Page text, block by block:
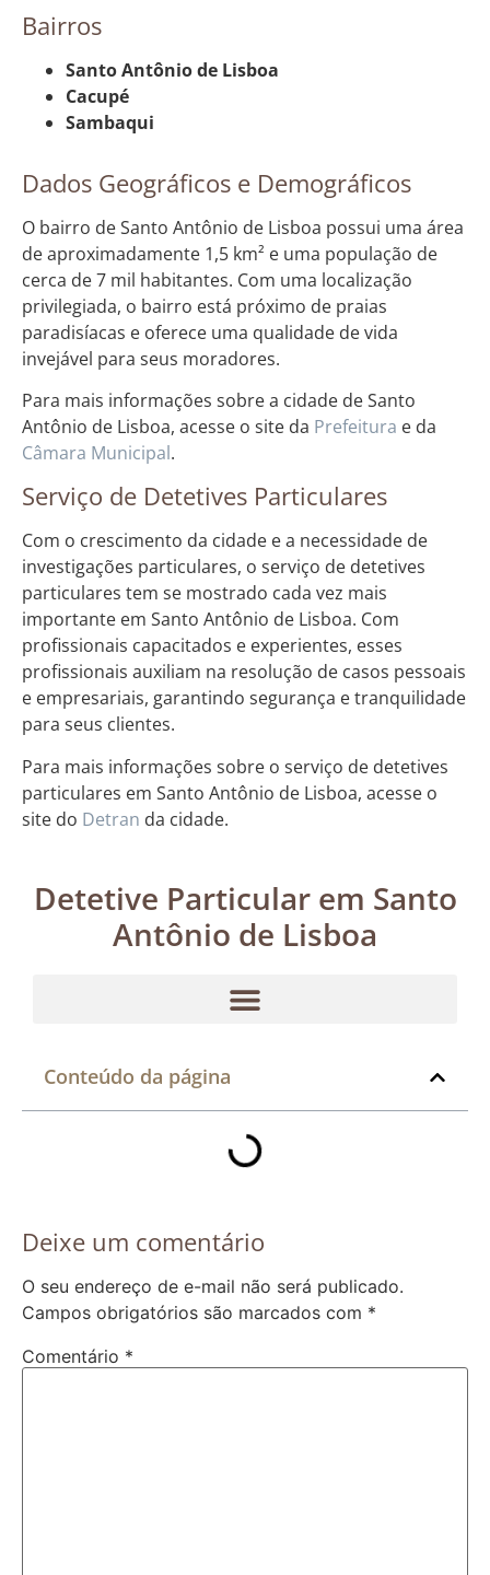
Bairros
Santo Antônio de Lisboa
Cacupé
Sambaqui
Dados Geográficos e Demográficos
O bairro de Santo Antônio de Lisboa possui uma área
de aproximadamente 1,5 km² e uma população de
cerca de 7 mil habitantes. Com uma localização
privilegiada, o bairro está próximo de praias
paradisíacas e oferece uma qualidade de vida
invejável para seus moradores.
Para mais informações sobre a cidade de Santo
Antônio de Lisboa, acesse o site da Prefeitura e da
Câmara Municipal.
Serviço de Detetives Particulares
Com o crescimento da cidade e a necessidade de
investigações particulares, o serviço de detetives
particulares tem se mostrado cada vez mais
importante em Santo Antônio de Lisboa. Com
profissionais capacitados e experientes, esses
profissionais auxiliam na resolução de casos pessoais
e empresariais, garantindo segurança e tranquilidade
para seus clientes.
Para mais informações sobre o serviço de detetives
particulares em Santo Antônio de Lisboa, acesse o
site do Detran da cidade.
Detetive Particular em Santo
Antônio de Lisboa
Conteúdo da página
Deixe um comentário
O seu endereço de e-mail não será publicado.
Campos obrigatórios são marcados com *
Comentário *